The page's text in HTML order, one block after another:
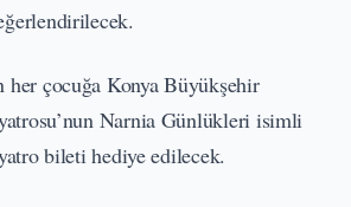
her çocuğa Konya Büyükşehir
Narnia Günlükleri isimli
bileti hediye edilecek.